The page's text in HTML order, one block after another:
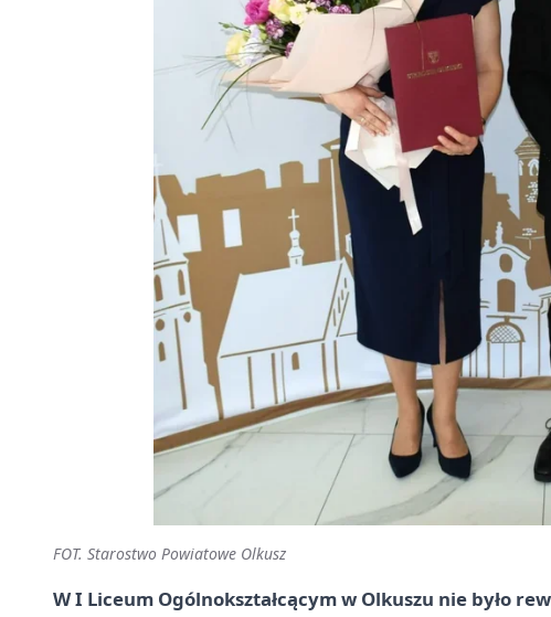
FOT. Starostwo Powiatowe Olkusz
W I Liceum Ogólnokształcącym w Olkuszu nie było